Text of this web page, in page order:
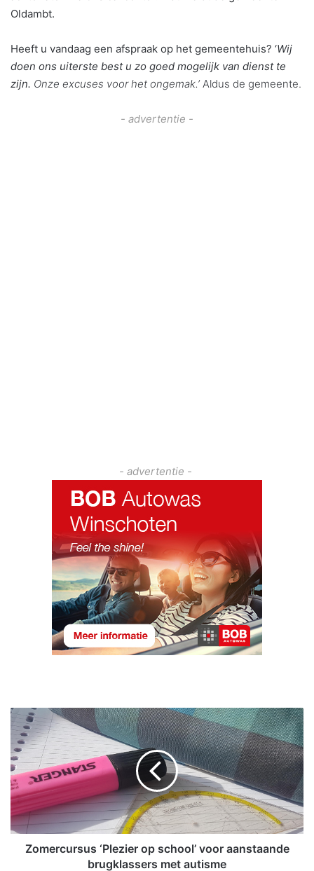
Oldambt.
Heeft u vandaag een afspraak op het gemeentehuis? ‘Wij
doen ons uiterste best u zo goed mogelijk van dienst te
zijn. Onze excuses voor het ongemak.’Aldus de gemeente.
- advertentie -
- advertentie -
Z
o
m
e
r
c
u
r
s
Zomercursus ‘Plezier op school’ voor aanstaande
brugklassers met autisme